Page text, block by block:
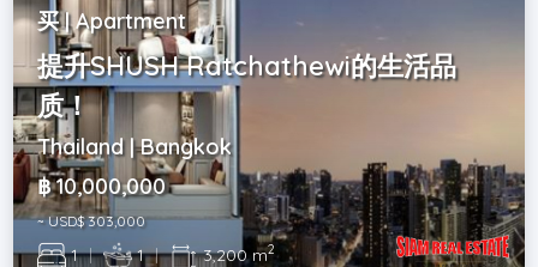
买 | Apartment
提升SHUSH Ratchathewi的生活品
质！
Thailand | Bangkok
฿ 10,000,000
~ USD$ 303,000
1 | 1 | 3,200 m2